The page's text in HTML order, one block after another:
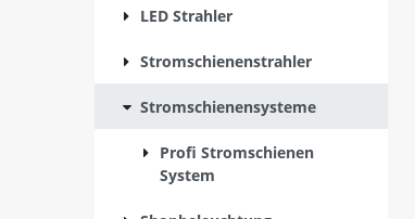
LED Strahler
Stromschienenstrahler
Stromschienensysteme
Profi Stromschienen
System